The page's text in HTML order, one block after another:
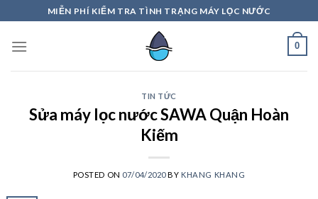
to
content
MIỄN PHÍ KIỂM TRA TÌNH TRẠNG MÁY LỌC NƯỚC
0
TIN TỨC
Sửa máy lọc nước SAWA Quận Hoàn
Kiếm
POSTED ON 07/04/2020BY KHANG KHANG